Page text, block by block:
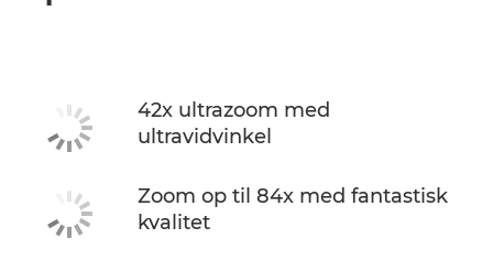
42x ultrazoom med
ultravidvinkel
Zoom op til 84x med fantastisk
kvalitet